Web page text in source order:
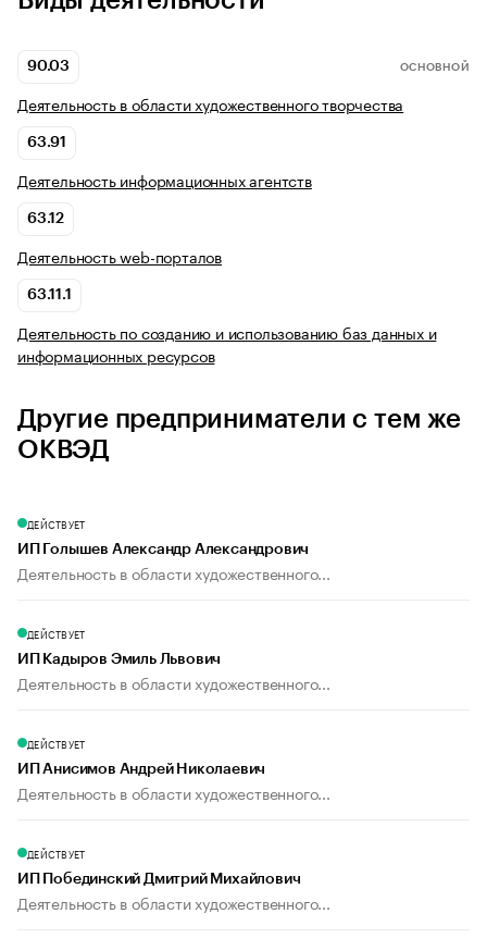
90.03 ОСНОВНОЙ
Деятельность в области художественного творчества
63.91
Деятельность информационных агентств
63.12
Деятельность web-порталов
63.11.1
Деятельность по созданию и использованию баз данных и
информационных ресурсов
Другие предприниматели с тем же
ОКВЭД
ДЕЙСТВУЕТ
ИП Голышев Александр Александрович
Деятельность в области художественного...
ДЕЙСТВУЕТ
ИП Кадыров Эмиль Львович
Деятельность в области художественного...
ДЕЙСТВУЕТ
ИП Анисимов Андрей Николаевич
Деятельность в области художественного...
ДЕЙСТВУЕТ
ИП Побединский Дмитрий Михайлович
Деятельность в области художественного...